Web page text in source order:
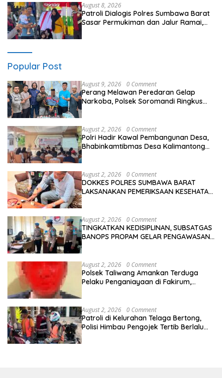
August 8, 2026
Patroli Dialogis Polres Sumbawa Barat
Sasar Permukiman dan Jalur Ramai,
Popular Post
August 9, 2026 0 Comment
Perang Melawan Peredaran Gelap
Narkoba, Polsek Soromandi Ringkus
August 2, 2026 0 Comment
Polri Hadir Kawal Pembangunan Desa,
Bhabinkamtibmas Desa Kalimantong
August 2, 2026 0 Comment
DOKKES POLRES SUMBAWA BARAT
LAKSANAKAN PEMERIKSAAN KESEHATAN
August 2, 2026 0 Comment
TINGKATKAN KEDISIPLINAN, SUBSATGAS
BANOPS PROPAM GELAR PENGAWASAN
August 2, 2026 0 Comment
Polsek Taliwang Amankan Terduga
Pelaku Penganiayaan di Fakirum,
August 2, 2026 0 Comment
Patroli di Kelurahan Telaga Bertong,
Polisi Himbau Pengojek Tertib Berlalu